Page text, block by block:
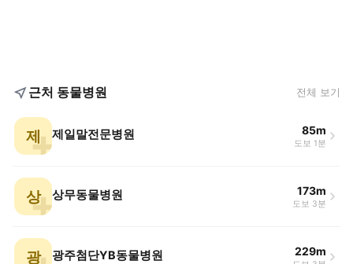
근처 동물병원 전체 보기
제 제일말전문병원 85m
도보 1분
상 상무동물병원 173m
도보 3분
광 광주첨단YB동물병원 229m